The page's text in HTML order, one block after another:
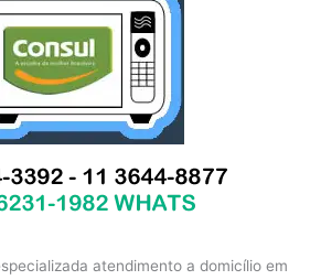
atendimento a domicílio em